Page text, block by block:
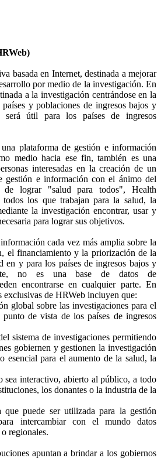
basada en Internet, destinada a mejorar
por medio de la investigación. En
a la investigación centrándose en la
y poblaciones de ingresos bajos y
será útil para los países de ingresos
plataforma de gestión e información
medio hacia ese fin, también es una
interesadas en la creación de un
gestión e información con el ánimo del
lograr "salud para todos", Health
todos los que trabajan para la salud, la
la investigación encontrar, usar y
para lograr sus objetivos.
cada vez más amplia sobre la
el financiamiento y la priorización de la
en y para los países de ingresos bajos y
no es una base de datos de
encontrarse en cualquier parte. En
exclusivas de HRWeb incluyen que:
global sobre las investigaciones para el
de vista de los países de ingresos
sistema de investigaciones permitiendo
gobiernen y gestionen la investigación
esencial para el aumento de la salud, la
interactivo, abierto al público, a todo
los donantes o la industria de la
puede ser utilizada para la gestión
intercambiar con el mundo datos
regionales.
apuntan a brindar a los gobiernos